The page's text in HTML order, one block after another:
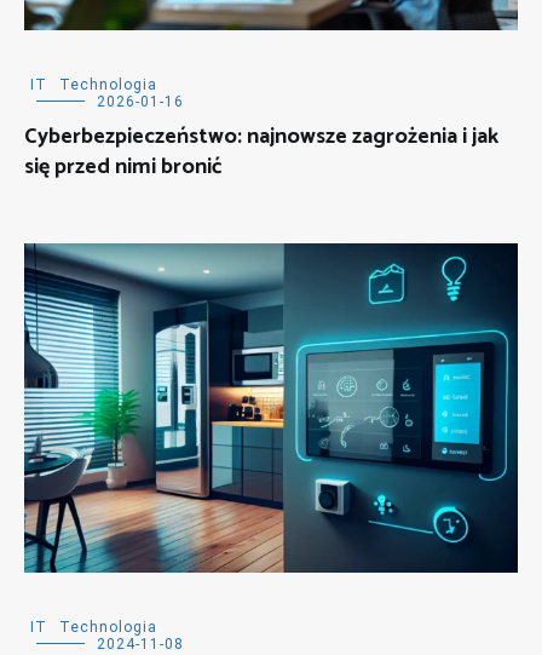
IT
Technologia
2026-01-16
Cyberbezpieczeństwo: najnowsze zagrożenia i jak
się przed nimi bronić
IT
Technologia
2024-11-08